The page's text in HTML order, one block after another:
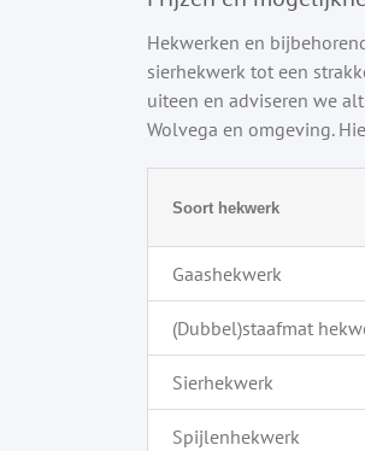
Hekwerken en
sierhekwerk tot een
uiteen en adviseren we
Wolvega en omgeving.
Soort hekwerk
Gaashekwerk
(Dubbel)staafmat
Sierhekwerk
Spijlenhekwerk